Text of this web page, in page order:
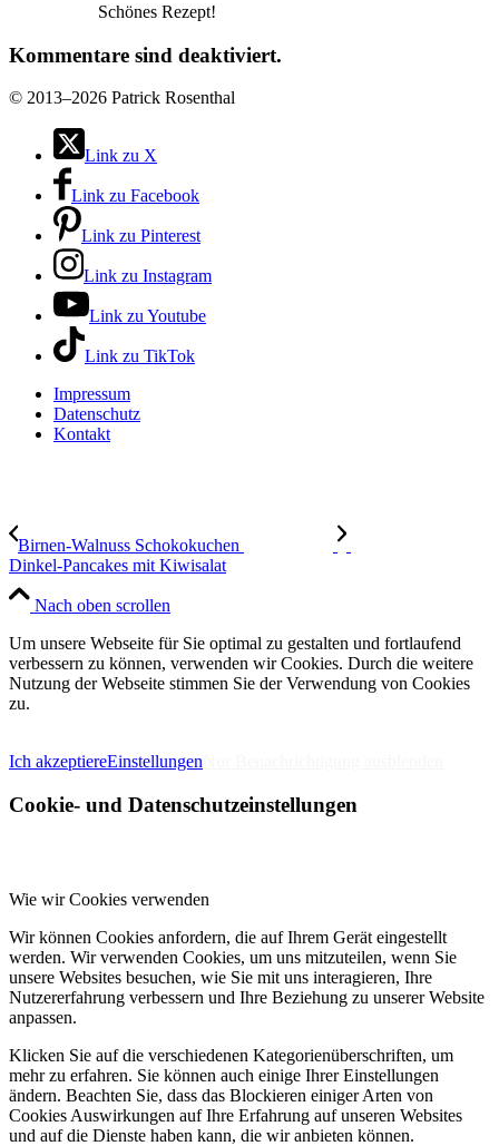
Schönes Rezept!
Kommentare sind deaktiviert.
© 2013–2026 Patrick Rosenthal
Link zu X
Link zu Facebook
Link zu Pinterest
Link zu Instagram
Link zu Youtube
Link zu TikTok
Impressum
Datenschutz
Kontakt
Birnen-Walnuss Schokokuchen
Dinkel-Pancakes mit Kiwisalat
Nach oben scrollen
Um unsere Webseite für Sie optimal zu gestalten und fortlaufend
verbessern zu können, verwenden wir Cookies. Durch die weitere
Nutzung der Webseite stimmen Sie der Verwendung von Cookies
zu.
Ich akzeptiereEinstellungen
Cookie- und Datenschutzeinstellungen
Wie wir Cookies verwenden
Wir können Cookies anfordern, die auf Ihrem Gerät eingestellt
werden. Wir verwenden Cookies, um uns mitzuteilen, wenn Sie
unsere Websites besuchen, wie Sie mit uns interagieren, Ihre
Nutzererfahrung verbessern und Ihre Beziehung zu unserer Website
anpassen.
Klicken Sie auf die verschiedenen Kategorienüberschriften, um
mehr zu erfahren. Sie können auch einige Ihrer Einstellungen
ändern. Beachten Sie, dass das Blockieren einiger Arten von
Cookies Auswirkungen auf Ihre Erfahrung auf unseren Websites
und auf die Dienste haben kann, die wir anbieten können.